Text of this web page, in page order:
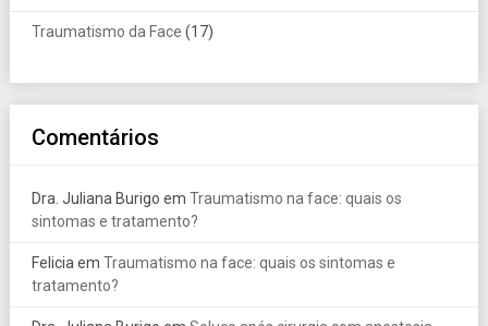
Traumatismo da Face (17)
Comentários
Dra. Juliana Burigo em Traumatismo na face: quais os
sintomas e tratamento?
Felicia em Traumatismo na face: quais os sintomas e
tratamento?